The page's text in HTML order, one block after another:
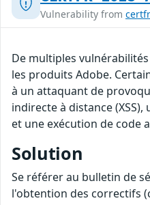
Vulnerability from
De multiples
les produits Adobe.
à un attaquant de
indirecte à distance
et une exécution de code
Solution
Se référer au bulletin de
l'obtention des correctifs